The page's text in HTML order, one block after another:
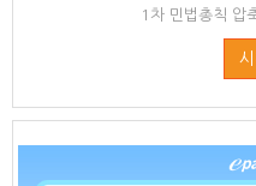
1차 민법총칙 압
시